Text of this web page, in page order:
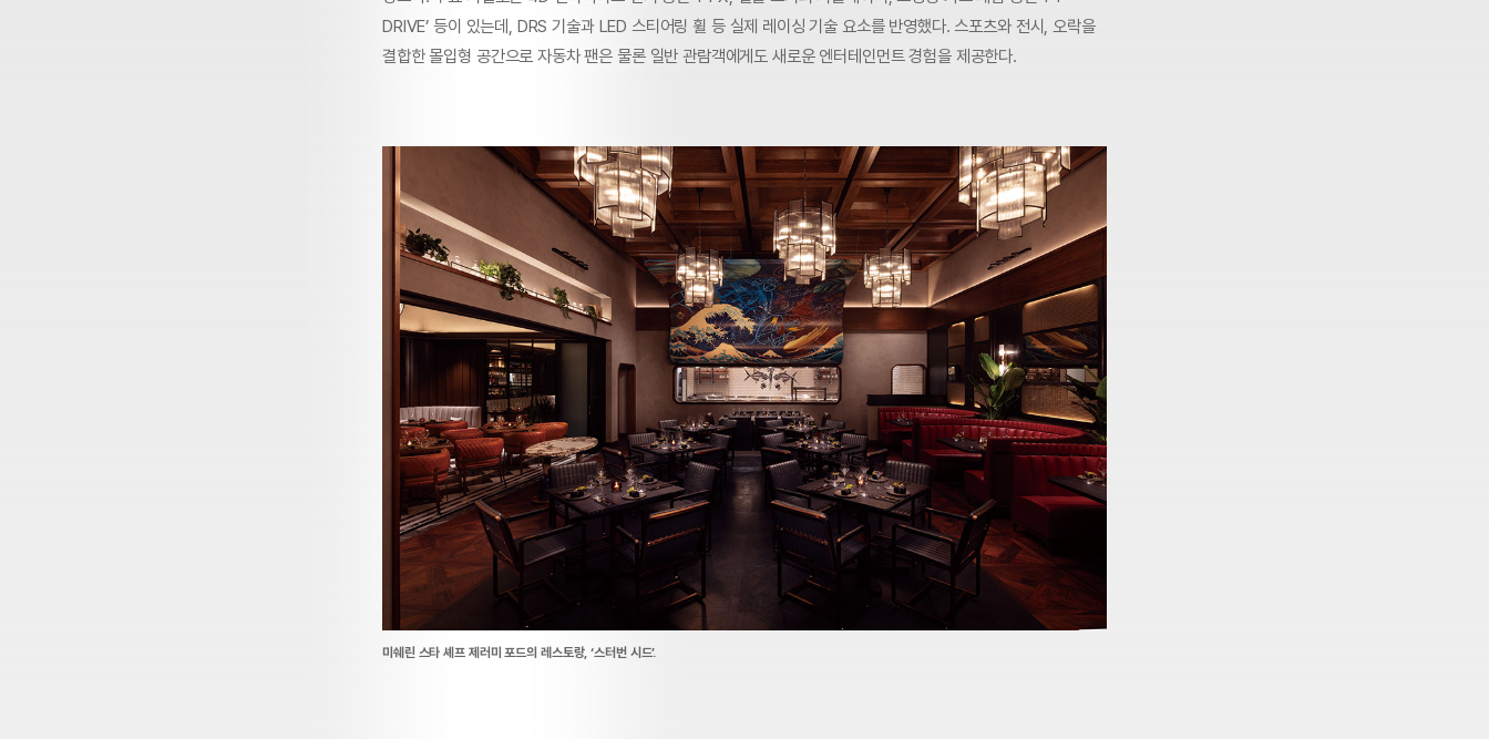
DRIVE’ 등이 있는데, DRS 기술과 LED 스티어링 휠 등 실제 레이싱 기술 요소를 반영했다. 스포츠와 전시, 오락을
결합한 몰입형 공간으로 자동차 팬은 물론 일반 관람객에게도 새로운 엔터테인먼트 경험을 제공한다.
미쉐린 스타 셰프 제러미 포드의 레스토랑, ‘스터번 시드’.